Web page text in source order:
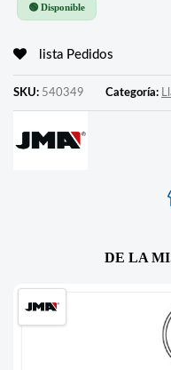
🟢 Disponible
lista Pedidos
SKU: 540349 Categoría:
DE LA